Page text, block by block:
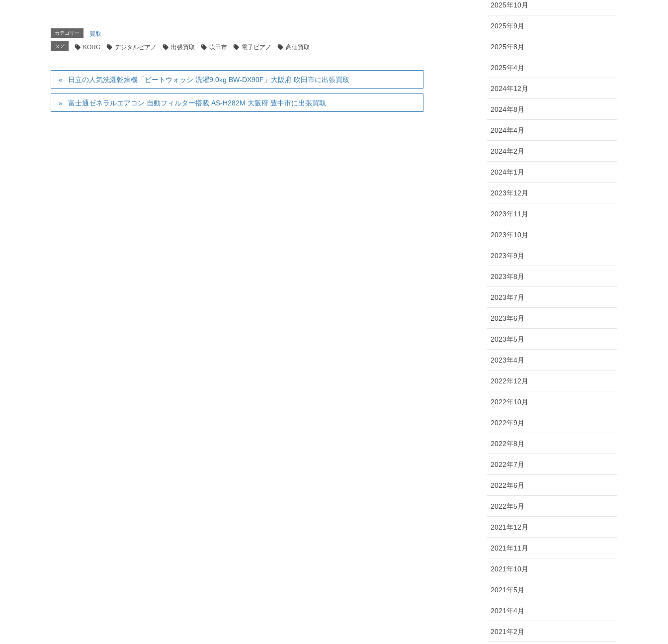
カテゴリー 買取
タグ KORG デジタルピアノ 出張買取 吹田市 電子ピアノ 高価買取
日立の人気洗濯乾燥機「ビートウォッシ 洗濯9.0kg BW-DX90F」大阪府 吹田市に出張買取
富士通ゼネラルエアコン 自動フィルター搭載 AS-H282M 大阪府 豊中市に出張買取
2025年10月
2025年9月
2025年8月
2025年4月
2024年12月
2024年8月
2024年4月
2024年2月
2024年1月
2023年12月
2023年11月
2023年10月
2023年9月
2023年8月
2023年7月
2023年6月
2023年5月
2023年4月
2022年12月
2022年10月
2022年9月
2022年8月
2022年7月
2022年6月
2022年5月
2021年12月
2021年11月
2021年10月
2021年5月
2021年4月
2021年2月